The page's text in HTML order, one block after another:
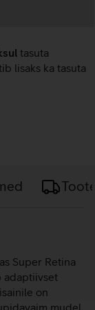
tasuta
lisaks ka tasuta
Super Retina
adaptiivset
on
mudel.